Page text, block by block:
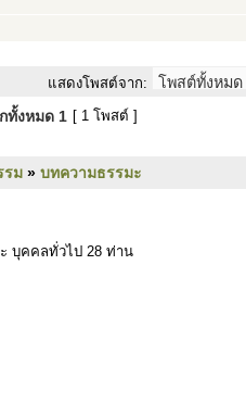
แสดงโพสต์จาก:
ทั้งหมด 1 [ 1 โพสต์ ]
รม » บทความธรรมะ
บุคคลทั่วไป 28 ท่าน